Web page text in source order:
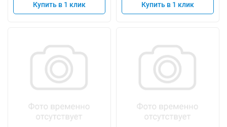
Купить в 1 клик Купить в 1 клик